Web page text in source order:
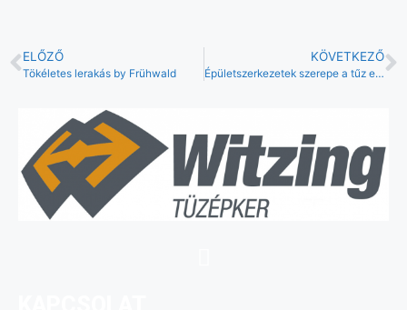
ELŐZŐ
Tökéletes lerakás by Frühwald
KÖVETKEZŐ
Épületszerkezetek szerepe a tűz elleni védekezésben